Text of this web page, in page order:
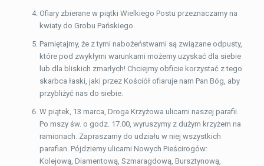
Ofiary zbierane w piątki Wielkiego Postu przeznaczamy na
kwiaty do Grobu Pańskiego.
Pamiętajmy, że z tymi nabożeństwami są związane odpusty,
które pod zwykłymi warunkami możemy uzyskać dla siebie
lub dla bliskich zmarłych! Chciejmy obficie korzystać z tego
skarbca łaski, jaki przez Kościół ofiaruje nam Pan Bóg, aby
przybliżyć nas do siebie.
W piątek, 13 marca, Droga Krzyżowa ulicami naszej parafii.
Po mszy św. o godz. 17.00, wyruszymy z dużym krzyżem na
ramionach. Zapraszamy do udziału w niej wszystkich
parafian. Pójdziemy ulicami Nowych Pieścirogów:
Kolejową, Diamentową, Szmaragdową, Bursztynową,